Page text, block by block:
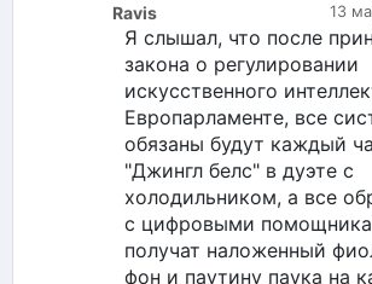
13
Ravis
Я слышал, что после
закона о регулировании
искусственного
Европарламенте, все
обязаны будут каждый
"Джингл белс" в дуэте с
холодильником, а все
с цифровыми
получат наложенный
фон и паутину паука на